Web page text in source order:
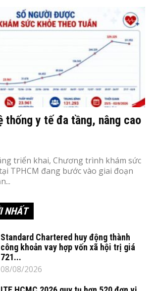
thống y tế đa tầng, nâng cao
triển khai, Chương trình khám sức
TPHCM đang bước vào giai đoạn
NHẤT
Standard Chartered huy động thành
công khoản vay hợp vốn xã hội trị giá
721...
08/08/2026